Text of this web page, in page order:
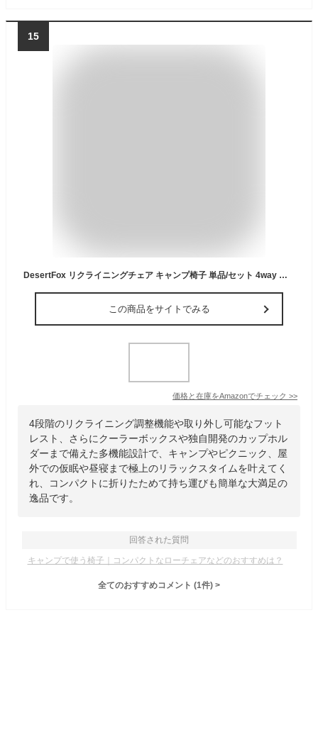
15
DesertFox リクライニングチェア キャンプ椅子 単品/セット 4way 仮眠 昼寝 4段階調整 四季適用 アウトドアチェア クーラーボックス付き 【耐荷重150kg】コンパクト 折りたたみチェア 軽量 イス 【 独自開発のカップホルダー】携帯便利 ピクニック レジャー キャンプ用 TYBB (ブラック，1)
この商品をサイトでみる
価格と在庫をAmazonでチェック >>
4段階のリクライニング調整機能や取り外し可能なフット
レスト、さらにクーラーボックスや独自開発のカップホル
ダーまで備えた多機能設計で、キャンプやピクニック、屋
外での仮眠や昼寝まで極上のリラックスタイムを叶えてく
れ、コンパクトに折りたためて持ち運びも簡単な大満足の
逸品です。
回答された質問
キャンプで使う椅子｜コンパクトなローチェアなどのおすすめは？
全てのおすすめコメント (1件) >